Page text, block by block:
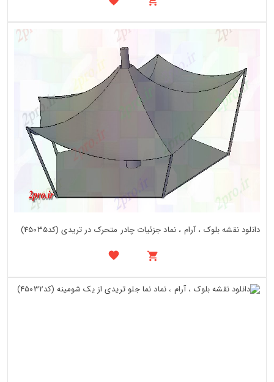
دانلود نقشه بلوک ، آرام ، نماد جزئیات چادر متحرک در تریدی (کد45035)